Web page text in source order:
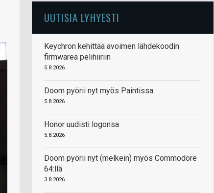
UUTISIA LYHYESTI
Keychron kehittää avoimen lähdekoodin
firmwarea pelihiiriin
5.8.2026
Doom pyörii nyt myös Paintissa
5.8.2026
Honor uudisti logonsa
5.8.2026
Doom pyörii nyt (melkein) myös Commodore
64:llä
3.8.2026